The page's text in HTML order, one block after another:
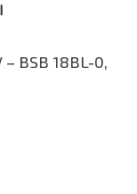
BSB 18BL-0,